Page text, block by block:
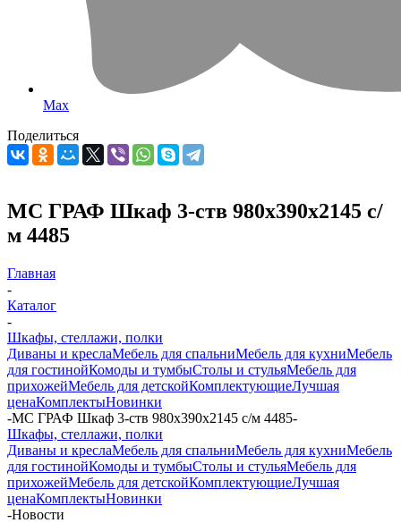
Max
Поделиться
МС ГРАФ Шкаф 3-ств 980х390х2145 с/
м 4485
Главная
-
Каталог
-
Шкафы, стеллажи, полки
Диваны и креслаМебель для спальниМебель для кухниМебель
для гостинойКомоды и тумбыСтолы и стульяМебель для
прихожейМебель для детскойКомплектующиеЛучшая
ценаКомплектыНовинки
-МС ГРАФ Шкаф 3-ств 980х390х2145 с/м 4485-
Шкафы, стеллажи, полки
Диваны и креслаМебель для спальниМебель для кухниМебель
для гостинойКомоды и тумбыСтолы и стульяМебель для
прихожейМебель для детскойКомплектующиеЛучшая
ценаКомплектыНовинки
-Новости